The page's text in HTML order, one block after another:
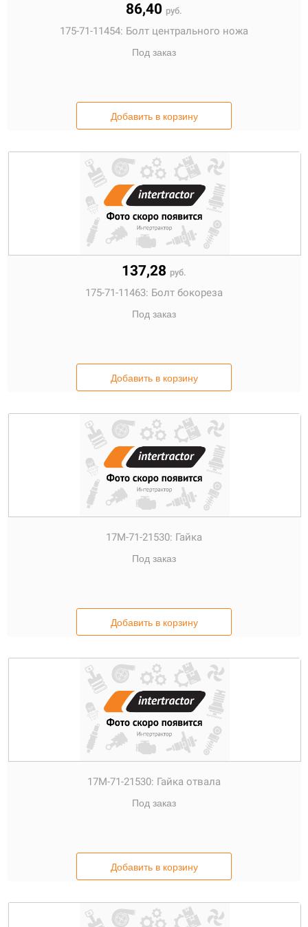
86,40 руб.
175-71-11454: Болт центрального ножа
Под заказ
Добавить в корзину
137,28 руб.
175-71-11463: Болт бокореза
Под заказ
Добавить в корзину
17M-71-21530: Гайка
Под заказ
Добавить в корзину
17M-71-21530: Гайка отвала
Под заказ
Добавить в корзину